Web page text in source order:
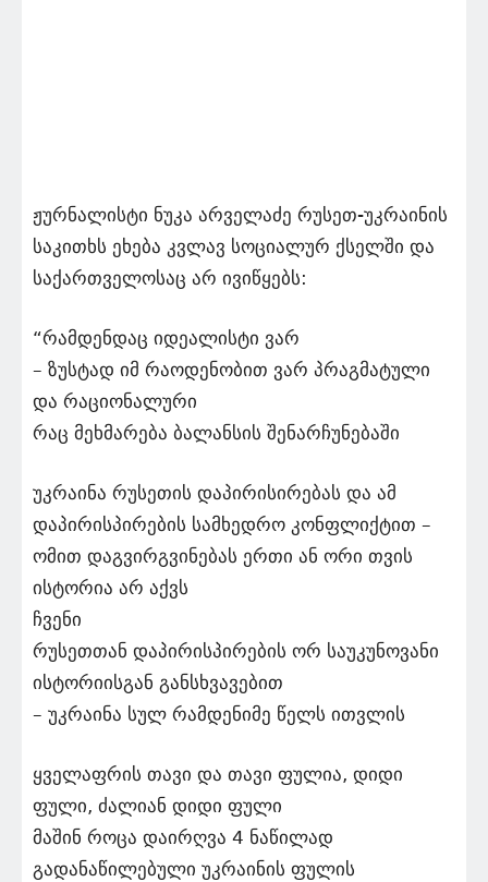
ჟურნალისტი ნუკა არველაძე რუსეთ-უკრაინის
საკითხს ეხება კვლავ სოციალურ ქსელში და
საქართველოსაც არ ივიწყებს:
“რამდენდაც იდეალისტი ვარ
– ზუსტად იმ რაოდენობით ვარ პრაგმატული
და რაციონალური
რაც მეხმარება ბალანსის შენარჩუნებაში
უკრაინა რუსეთის დაპირისირებას და ამ
დაპირისპირების სამხედრო კონფლიქტით –
ომით დაგვირგვინებას ერთი ან ორი თვის
ისტორია არ აქვს
ჩვენი
რუსეთთან დაპირისპირების ორ საუკუნოვანი
ისტორიისგან განსხვავებით
– უკრაინა სულ რამდენიმე წელს ითვლის
ყველაფრის თავი და თავი ფულია, დიდი
ფული, ძალიან დიდი ფული
მაშინ როცა დაირღვა 4 ნაწილად
გადანაწილებული უკრაინის ფულის